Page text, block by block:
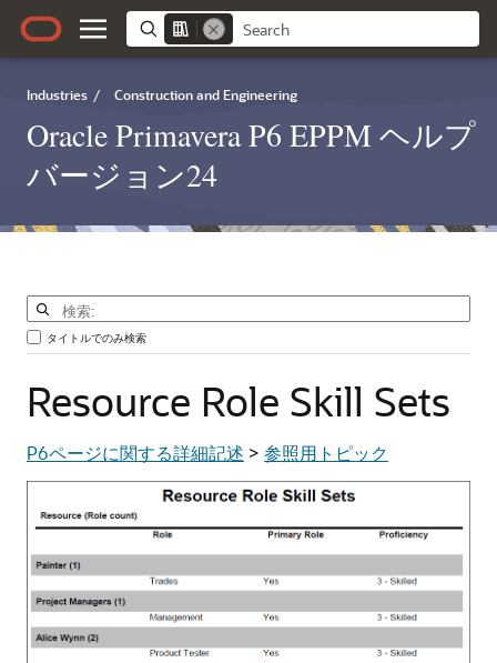
Industries / Construction and Engineering
Oracle Primavera P6 EPPM ヘルプ
バージョン24
タイトルでのみ検索
Resource Role Skill Sets
P6ページに関する詳細記述 > 参照用トピック